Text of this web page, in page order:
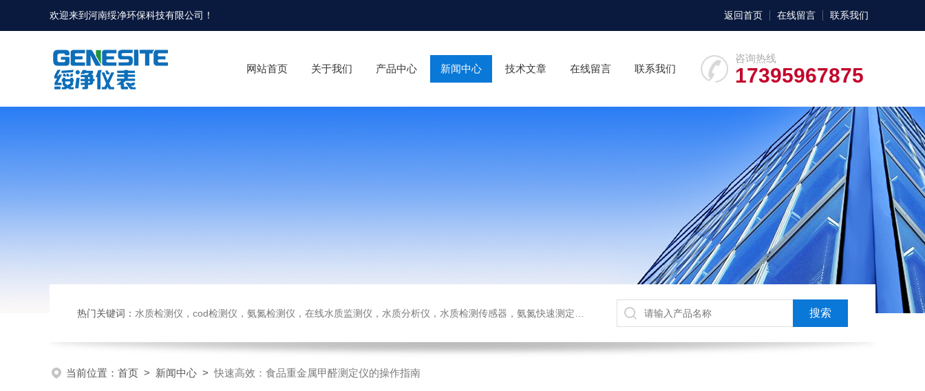
欢迎来到河南绥净环保科技有限公司！ 返回首页 在线留言 联系我们
咨询热线
17395967875
网站首页 关于我们 产品中心 新闻中心 技术文章 在线留言 联系我们
热门关键词： 水质检测仪，cod检测仪，氨氮检测仪，在线水质监测仪，水质分析仪，水质检测传感器，氨氮快速测定仪，总磷测定仪，总氮测定仪，多参数水质分析仪，BOD测定仪，余氯分析仪，农药残留检测仪，水质环保仪器
当前位置： 首页 > 新闻中心 >快速高效：食品重金属甲醛测定仪的操作指南